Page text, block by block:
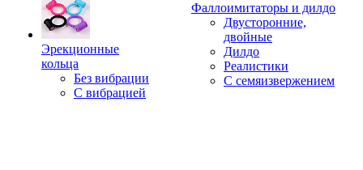
Эрекционные
кольца
Без вибрации
С вибрацией
Фаллоимитаторы и дилдо
Двусторонние,
двойные
Дилдо
Реалистики
С семяизвержением